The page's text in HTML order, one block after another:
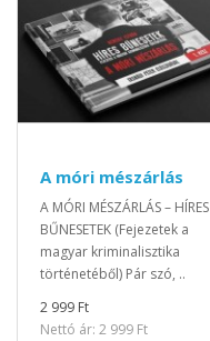
A móri mészárlás
A MÓRI MÉSZÁRLÁS – HÍRES
BŰNESETEK (Fejezetek a
magyar kriminalisztika
történetéből) Pár szó, ..
2 999 Ft
Nettó ár: 2 999 Ft